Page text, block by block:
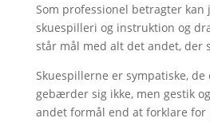
Som professionel betragter kan
skuespilleri og instruktion og
står mål med alt det andet, der
Skuespillerne er sympatiske, de
gebærder sig ikke, men gestik
andet formål end at forklare